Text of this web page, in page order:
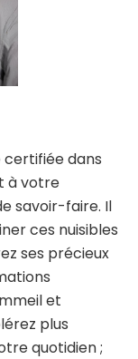
certifiée dans
à votre
savoir-faire. Il
ces nuisibles
ses précieux
et
plus
quotidien ;